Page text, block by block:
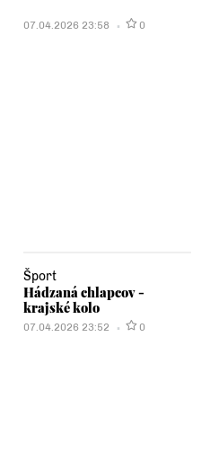
07.04.2026 23:58 0
Šport
Hádzaná chlapcov -
krajské kolo
07.04.2026 23:52 0